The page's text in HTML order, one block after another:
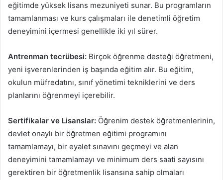
eğitimde yüksek lisans mezuniyeti sunar. Bu programların
tamamlanması ve kurs çalışmaları ile denetimli öğretim
deneyimini içermesi genellikle iki yıl sürer.
Antrenman tecrübesi: Birçok öğrenme desteği öğretmeni,
yeni işverenlerinden iş başında eğitim alır. Bu eğitim,
okulun müfredatını, sınıf yönetimi tekniklerini ve ders
planlarını öğrenmeyi içerebilir.
Sertifikalar ve Lisanslar: Öğrenim destek öğretmenlerinin,
devlet onaylı bir öğretmen eğitimi programını
tamamlamayı, bir eyalet sınavını geçmeyi ve alan
deneyimini tamamlamayı ve minimum ders saati sayısını
gerektiren bir öğretmenlik lisansına sahip olmaları